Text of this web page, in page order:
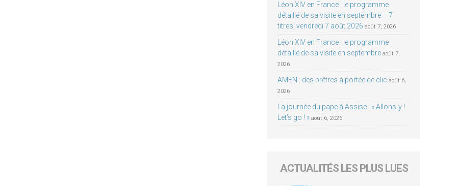
Léon XIV en France : le programme
détaillé de sa visite en septembre – 7
titres, vendredi 7 août 2026 août 7, 2026
Léon XIV en France : le programme
détaillé de sa visite en septembre août 7,
2026
AMEN : des prêtres à portée de clic août 6,
2026
La journée du pape à Assise : « Allons-y !
Let’s go ! » août 6, 2026
ACTUALITÉS LES PLUS LUES